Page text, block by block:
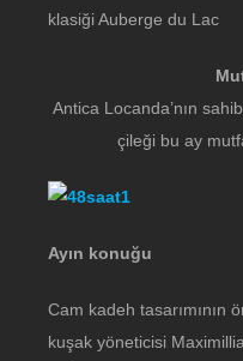
klasiği Auberge du Lac
Antica Locanda’nın
çileği bu ay
Ayın konuğu
Cam kadeh tasarımının
kuşak yöneticisi